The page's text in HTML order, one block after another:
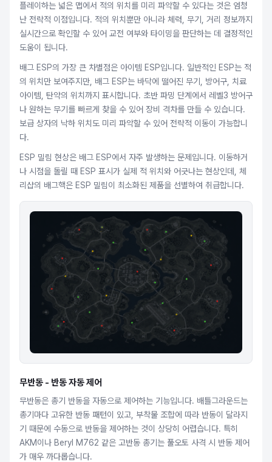
플레이하는 넓은 맵에서 적의 위치를 미리 파악할 수 있다는 것은 엄청
난 전략적 이점입니다. 적의 위치뿐만 아니라 체력, 무기, 거리 정보까지
실시간으로 확인할 수 있어 교전 여부와 타이밍을 판단하는 데 결정적인
도움이 됩니다.
배그 ESP의 가장 큰 차별점은 아이템 ESP입니다. 일반적인 ESP는 적
의 위치만 보여주지만, 배그 ESP는 바닥에 떨어진 무기, 방어구, 치료
아이템, 탄약의 위치까지 표시합니다. 초반 파밍 단계에서 레벨3 방어구
나 원하는 무기를 빠르게 찾을 수 있어 장비 격차를 만들 수 있습니다.
보급 상자의 낙하 위치도 미리 파악할 수 있어 전략적 이동이 가능합니
다.
ESP 밀림 현상은 배그 ESP에서 자주 발생하는 문제입니다. 이동하거
나 시점을 돌릴 때 ESP 표시가 실제 적 위치와 어긋나는 현상인데, 체
리샵의 배그핵은 ESP 밀림이 최소화된 제품을 선별하여 취급합니다.
무반동 - 반동 자동 제어
무반동은 총기 반동을 자동으로 제어하는 기능입니다. 배틀그라운드는
총기마다 고유한 반동 패턴이 있고, 부착물 조합에 따라 반동이 달라지
기 때문에 수동으로 반동을 제어하는 것이 상당히 어렵습니다. 특히
AKM이나 Beryl M762 같은 고반동 총기는 풀오토 사격 시 반동 제어
가 매우 까다롭습니다.